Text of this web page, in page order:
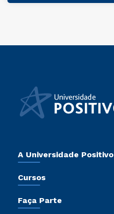
A Universidade Positivo
Sala de Imprensa
Trabalhe Conosco
Cursos
Pós-Graduação
Faça Parte